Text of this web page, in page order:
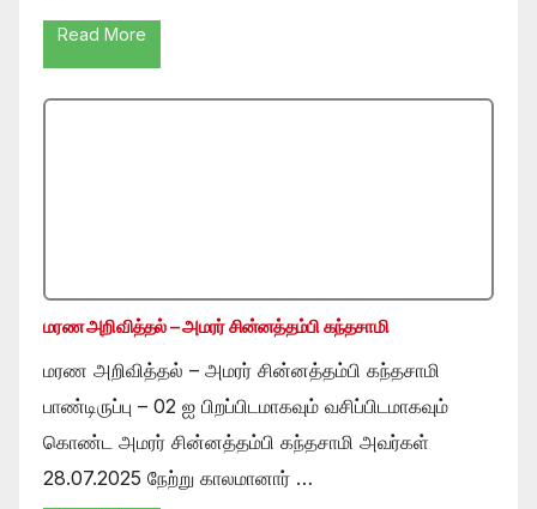
Read More
மரண அறிவித்தல் – அமரர் சின்னத்தம்பி கந்தசாமி
மரண அறிவித்தல் – அமரர் சின்னத்தம்பி கந்தசாமி
பாண்டிருப்பு – 02 ஐ பிறப்பிடமாகவும் வசிப்பிடமாகவும்
கொண்ட அமரர் சின்னத்தம்பி கந்தசாமி அவர்கள்
28.07.2025 நேற்று காலமானார் …